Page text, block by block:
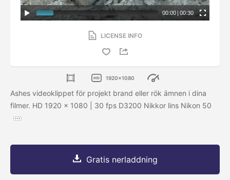
00:00 | 00:30
LICENSE INFO
1920x1080
Ashes videoklippet för projekt brand eller rök ämnen i dina
filmer. HD 1920 x 1080 | 30 fps D3200 Nikkor lins Nikon 50
Gratis nerladdning